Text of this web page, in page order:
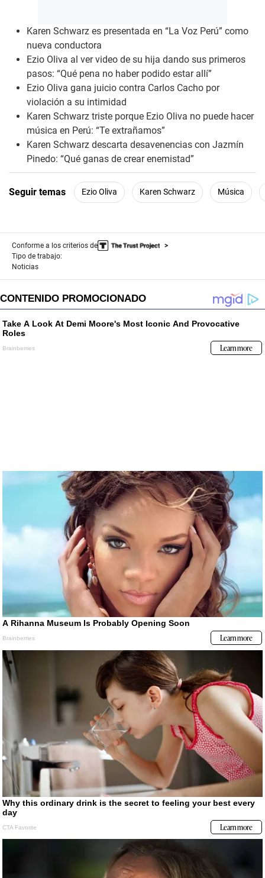
Karen Schwarz es presentada en “La Voz Perú” como
nueva conductora
Ezio Oliva al ver video de su hija dando sus primeros
pasos: “Qué pena no haber podido estar allí”
Ezio Oliva gana juicio contra Carlos Cacho por
violación a su intimidad
Karen Schwarz triste porque Ezio Oliva no puede hacer
música en Perú: “Te extrañamos”
Karen Schwarz descarta desavenencias con Jazmín
Pinedo: “Qué ganas de crear enemistad”
Seguir temas Ezio Oliva Karen Schwarz Música
Conforme a los criterios de
Tipo de trabajo:
Noticias